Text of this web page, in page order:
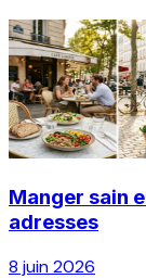
Manger sain
adresses
8 juin 2026